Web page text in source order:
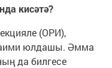
кисәтә?
(ОРИ),
юлдашы. Әмма
да билгесе